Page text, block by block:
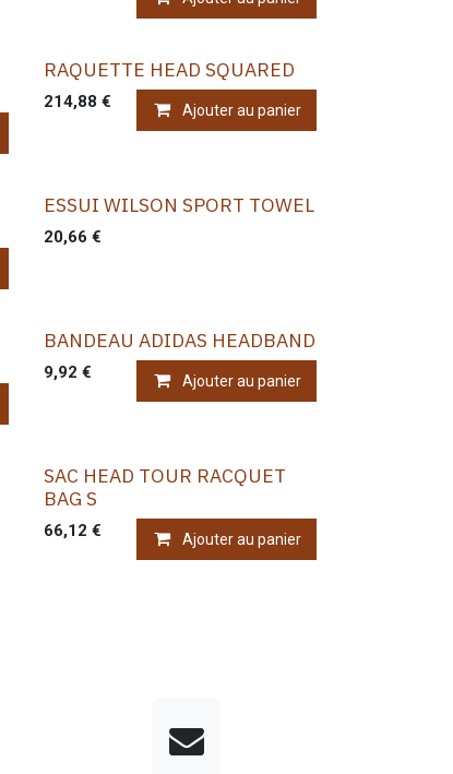
RAQUETTE HEAD SQUARED
214,88 € Ajouter au panier
ESSUI WILSON SPORT TOWEL
20,66 €
BANDEAU ADIDAS HEADBAND
9,92 € Ajouter au panier
SAC HEAD TOUR RACQUET
BAG S
66,12 € Ajouter au panier